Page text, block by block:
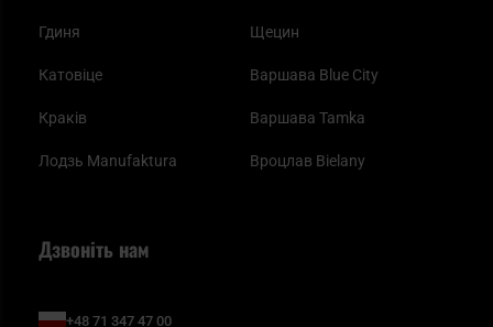
Гдиня
Катовіце
Краків
Лодзь Manufaktura
Щецин
Варшава Blue City
Варшава Tamka
Вроцлав Bielany
Дзвоніть нам
+48 71 347 47 00